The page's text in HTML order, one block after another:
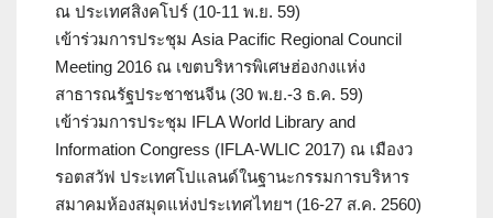
ณ ประเทศสิงคโปร์ (10-11 พ.ย. 59)
เข้าร่วมการประชุม Asia Pacific Regional Council
Meeting 2016 ณ เขตบริหารพิเศษฮ่องกงแห่ง
สาธารณรัฐประชาชนจีน (30 พ.ย.-3 ธ.ค. 59)
เข้าร่วมการประชุม IFLA World Library and
Information Congress (IFLA-WLIC 2017) ณ เมืองว
รอตสวัฟ ประเทศโปแลนด์ในฐานะกรรมการบริหาร
สมาคมห้องสมุดแห่งประเทศไทยฯ (16-27 ส.ค. 2560)